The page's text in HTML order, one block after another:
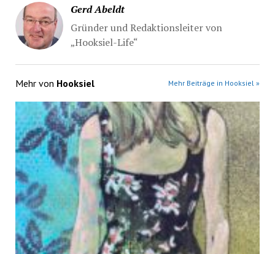
Gerd Abeldt
Gründer und Redaktionsleiter von
„Hooksiel-Life“
Mehr von Hooksiel Mehr Beiträge in Hooksiel »